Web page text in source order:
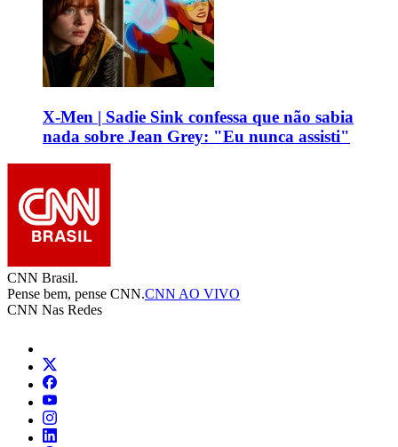
X-Men | Sadie Sink confessa que não sabia
nada sobre Jean Grey: "Eu nunca assisti"
CNN Brasil.
Pense bem, pense CNN.CNN AO VIVO
CNN Nas Redes